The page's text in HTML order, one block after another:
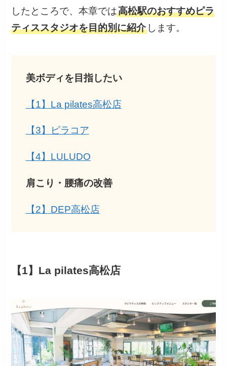
したところで、本章では高松駅のおすすめピラ
ティススタジオを目的別に紹介 します。
美ボディを目指したい
【1】La pilates高松店
【3】ピラコア
【4】LULUDO
肩こり・腰痛の改善
【2】DEP高松店
【1】La pilates高松店